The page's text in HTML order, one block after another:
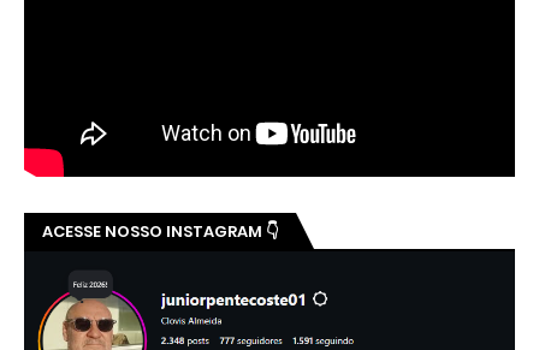
ACESSE NOSSO INSTAGRAM 👇